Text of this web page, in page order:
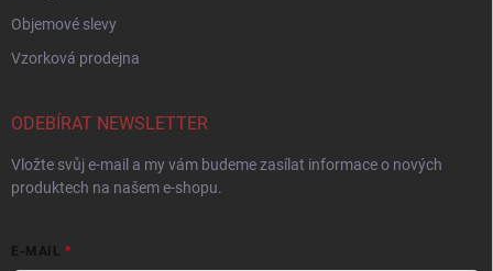
Objemové slevy
Vzorková prodejna
ODEBÍRAT NEWSLETTER
Vložte svůj e-mail a my vám budeme zasílat informace o nových
produktech na našem e-shopu.
E-MAIL